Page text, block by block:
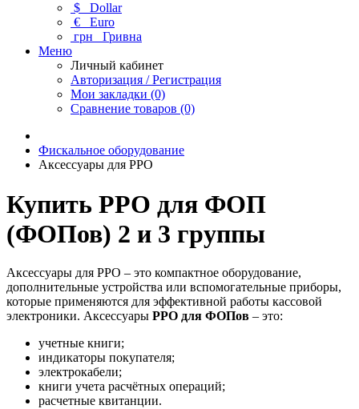
$ Dollar
€ Euro
грн Гривна
Меню
Личный кабинет
Авторизация / Регистрация
Мои закладки (0)
Сравнение товаров (0)
Фискальное оборудование
Аксессуары для РРО
Купить РРО для ФОП
(ФОПов) 2 и 3 группы
Аксессуары для РРО – это компактное оборудование,
дополнительные устройства или вспомогательные приборы,
которые применяются для эффективной работы кассовой
электроники. Аксессуары РРО для ФОПов – это:
учетные книги;
индикаторы покупателя;
электрокабели;
книги учета расчётных операций;
расчетные квитанции.